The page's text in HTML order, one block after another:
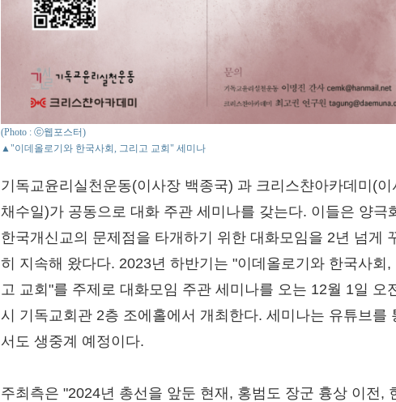
(Photo : ⓒ웹포스터)
▲"이데올로기와 한국사회, 그리고 교회" 세미나
기독교윤리실천운동(이사장 백종국) 과 크리스챤아카데미(이
채수일)가 공동으로 대화 주관 세미나를 갖는다. 이들은 양극
한국개신교의 문제점을 타개하기 위한 대화모임을 2년 넘게
히 지속해 왔다다. 2023년 하반기는 "이데올로기와 한국사회,
고 교회"를 주제로 대화모임 주관 세미나를 오는 12월 1일 오
시 기독교회관 2층 조에홀에서 개최한다. 세미나는 유튜브를
서도 생중계 예정이다.
주최측은 "2024년 총선을 앞둔 현재, 홍범도 장군 흉상 이전,